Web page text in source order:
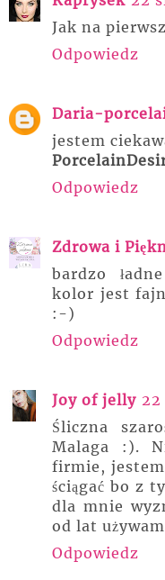
Jak na
Odpowiedz
Daria-
jestem
Odpowiedz
Zdrowa i
bardzo
kolor jest
:-)
Odpowiedz
Joy of jelly 22
Śliczna
Malaga :).
firmie, jestem
ściągać bo z
dla mnie
od lat
Odpowiedz